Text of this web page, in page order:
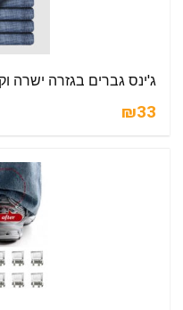
ג'ינס גברים בגזרה ישרה
₪33